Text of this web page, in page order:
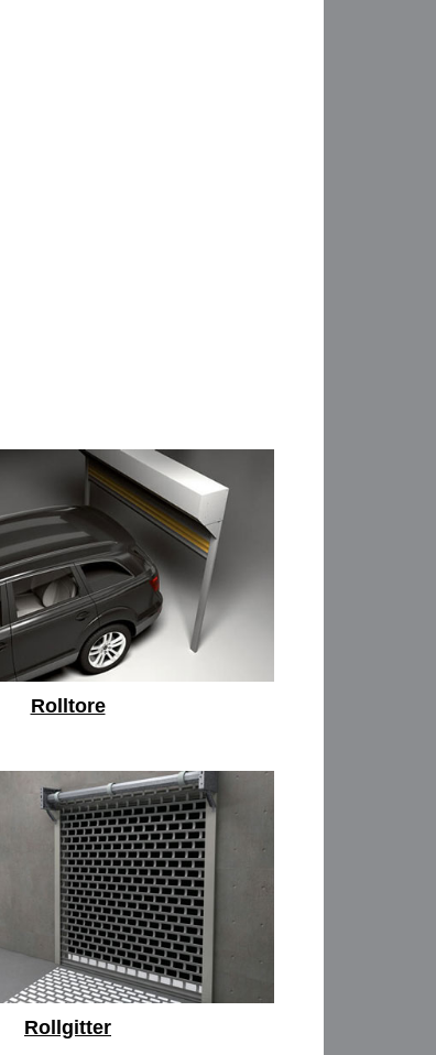
Rolltore
Rollgitter